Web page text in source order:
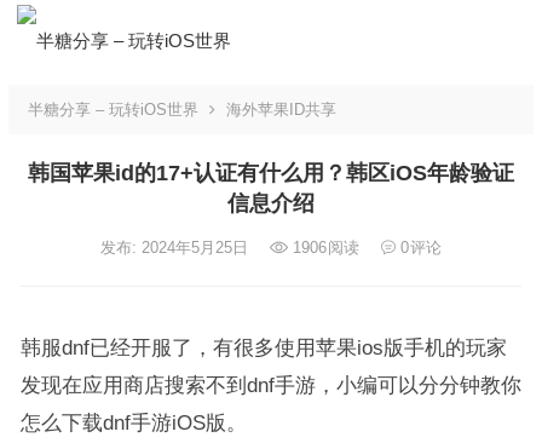
半糖分享 – 玩转iOS世界 海外苹果ID共享
韩国苹果id的17+认证有什么用？韩区iOS年龄验证
信息介绍
发布: 2024年5月25日 1906阅读 0评论
韩服dnf已经开服了，有很多使用苹果ios版手机的玩家
发现在应用商店搜索不到dnf手游，小编可以分分钟教你
怎么下载dnf手游iOS版。